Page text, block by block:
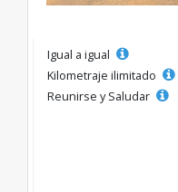
Igual a igual
Kilometraje ilimitado
Reunirse y Saludar